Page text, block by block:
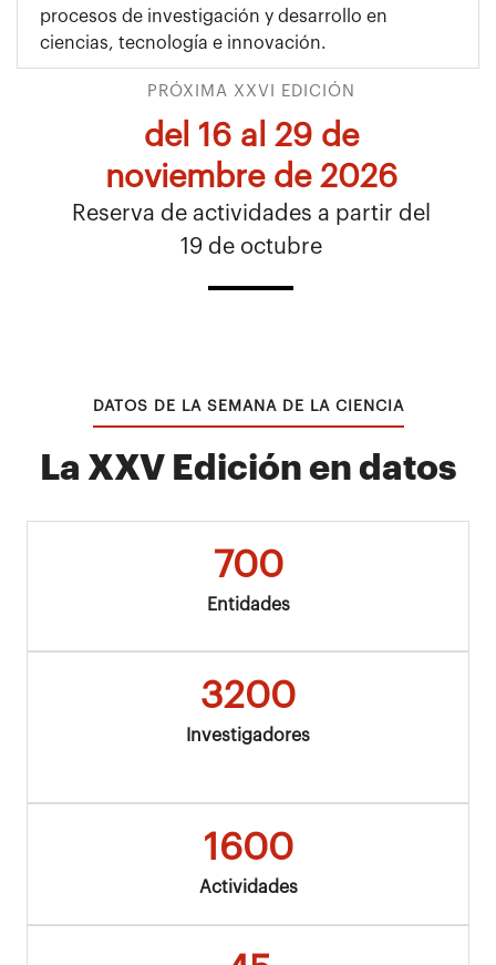
procesos de investigación y desarrollo en
ciencias, tecnología e innovación.
PRÓXIMA XXVI EDICIÓN
del 16 al 29 de
noviembre de 2026
Reserva de actividades a partir del
19 de octubre
DATOS DE LA SEMANA DE LA CIENCIA
La XXV Edición en datos
700
Entidades
3200
Investigadores
1600
Actividades